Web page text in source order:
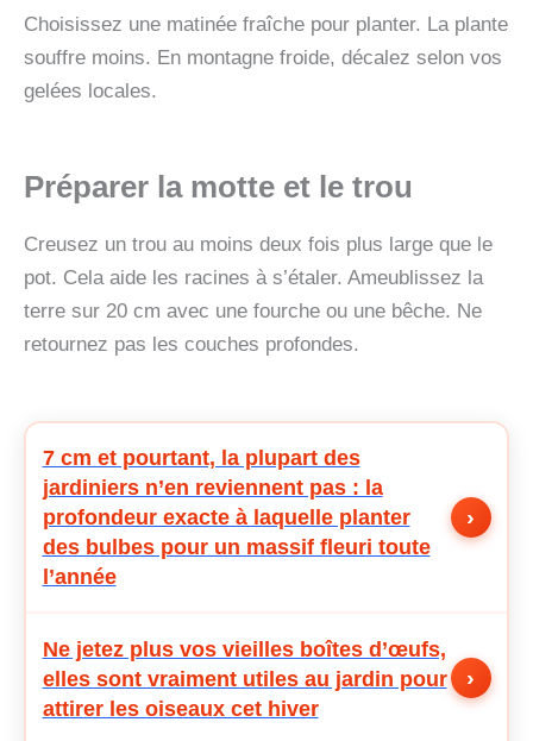
Choisissez une matinée fraîche pour planter. La plante
souffre moins. En montagne froide, décalez selon vos
gelées locales.
Préparer la motte et le trou
Creusez un trou au moins deux fois plus large que le
pot. Cela aide les racines à s’étaler. Ameublissez la
terre sur 20 cm avec une fourche ou une bêche. Ne
retournez pas les couches profondes.
7 cm et pourtant, la plupart des
jardiniers n’en reviennent pas : la
profondeur exacte à laquelle planter
des bulbes pour un massif fleuri toute
l’année
›
Ne jetez plus vos vieilles boîtes d’œufs,
elles sont vraiment utiles au jardin pour
attirer les oiseaux cet hiver
›